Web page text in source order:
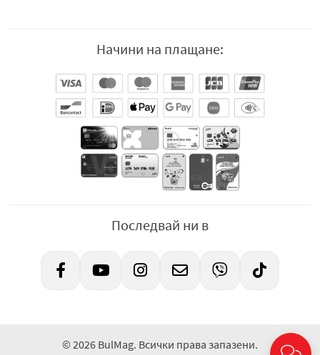
Начини на плащане:
Последвай ни в
© 2026 BulMag. Всички права запазени.